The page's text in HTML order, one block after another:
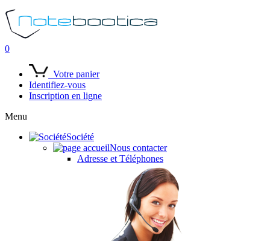
0
Votre panier
Identifiez-vous
Inscription en ligne
Menu
Société
Nous contacter
Adresse et Téléphones